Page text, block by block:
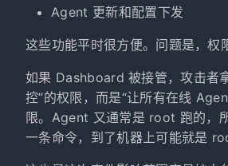
Agent 更新和配置下发
这些功能平时很方便。问题是，权
如果 Dashboard 被接管，攻击者
控”的权限，而是“让所有在线
限。Agent 又通常是 root 跑的，
一条命令，到了机器上可能就是